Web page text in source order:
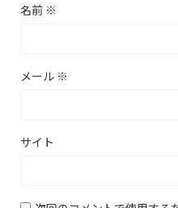
名前 ※
メール ※
サイト